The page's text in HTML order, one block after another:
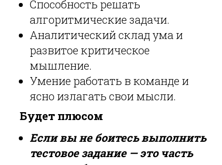
Способность решать
алгоритмические задачи.
Аналитический склад ума и
развитое критическое
мышление.
Умение работать в команде и
ясно излагать свои мысли.
Будет плюсом
Если вы не боитесь выполнить
тестовое задание — это часть